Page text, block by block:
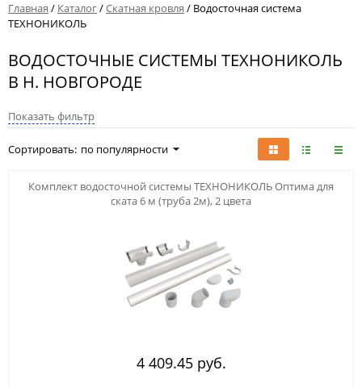
Главная / Каталог/Скатная кровля / Водосточная система
ТЕХНОНИКОЛЬ
ВОДОСТОЧНЫЕ СИСТЕМЫ ТЕХНОНИКОЛЬ
В Н. НОВГОРОДЕ
Показать фильтр
Сортировать: по популярности
Комплект водосточной системы ТЕХНОНИКОЛЬ Оптима для
ската 6 м (труба 2м), 2 цвета
4 409.45 руб.